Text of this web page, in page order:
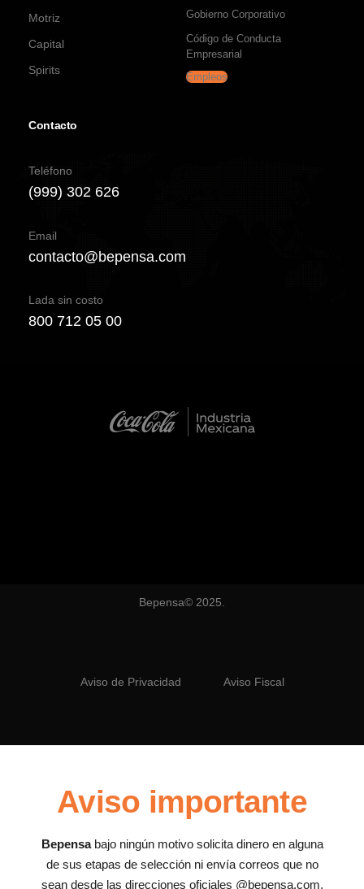
Motriz
Capital
Spirits
Gobierno Corporativo
Código de Conducta
Empresarial
Empleos
Contacto
Teléfono
(999) 302 626
Email
contacto@bepensa.com
Lada sin costo
800 712 05 00
Bepensa© 2025.
Aviso de Privacidad Aviso Fiscal
Aviso importante
Bepensabajo ningún motivo solicita dinero en alguna
de sus etapas de selección ni envía correos que no
sean desde las direcciones oficiales @bepensa.com,